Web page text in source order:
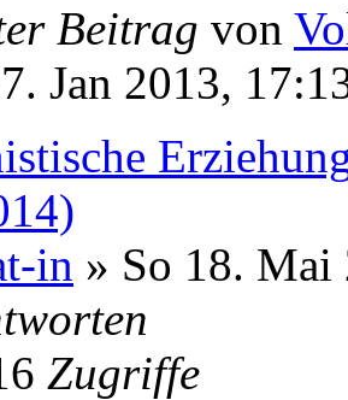
Beitrag von
Jan 2013,
in » So 18. Mai
Zugriffe